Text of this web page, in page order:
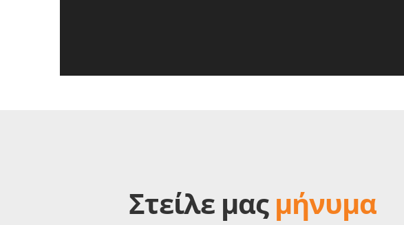
Στείλε μας μήνυμα